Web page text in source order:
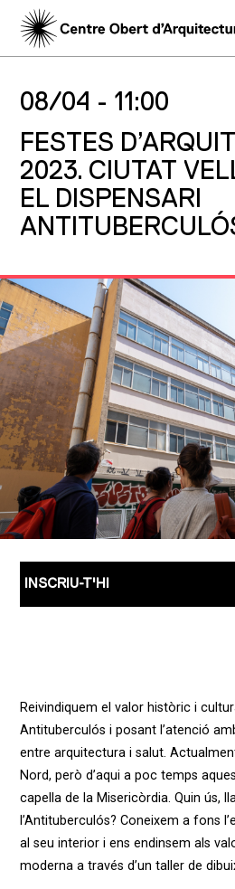
08/04 - 11:00
FESTES
2023. CIUTAT
EL DISPENSARI
INSCRIU-T'HI
Reivindiquem el valor històric i
Antitubercul ós i posant l’atenció
entre arquitectura i salut.
Nord, però d’aqui a poc temps
capella de la Misericòrdia. Quin ús,
l’Antituberculós? Coneixem a fons
al seu interior i ens endinsem als
moderna a través d’un taller de